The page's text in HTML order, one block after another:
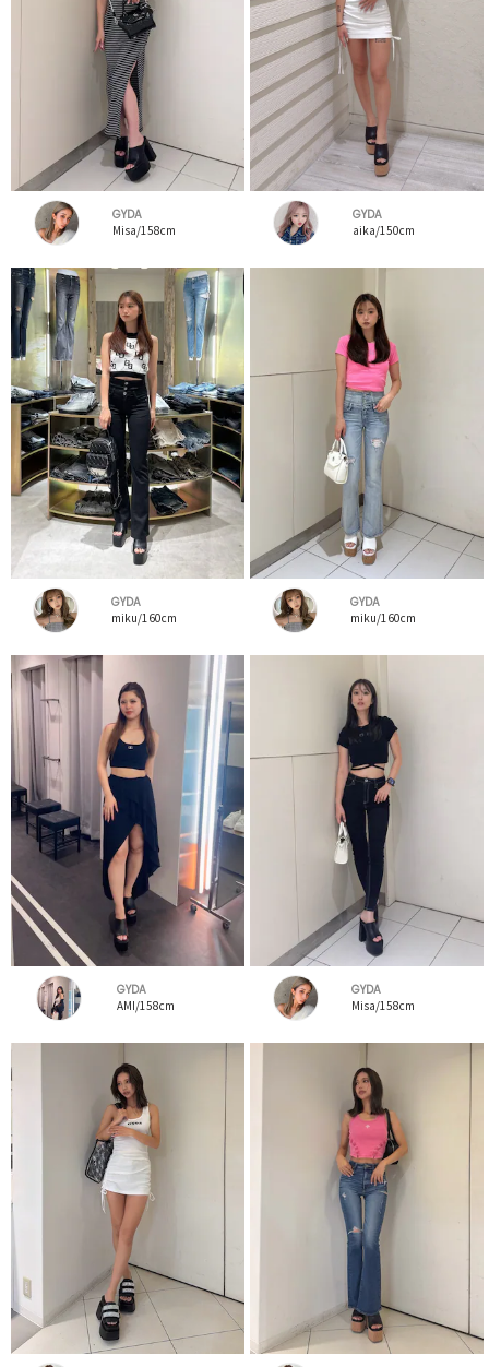
GYDA
Misa/158cm
GYDA
aika/150cm
GYDA
miku/160cm
GYDA
miku/160cm
GYDA
AMI/158cm
GYDA
Misa/158cm